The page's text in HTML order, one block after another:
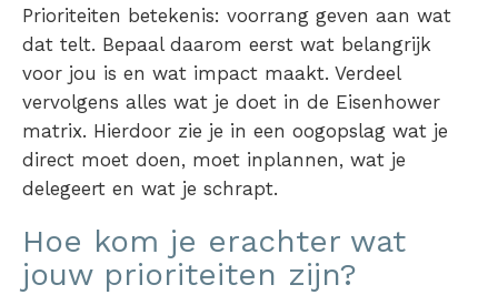
Prioriteiten betekenis: voorrang geven aan wat
dat telt. Bepaal daarom eerst wat belangrijk
voor jou is en wat impact maakt. Verdeel
vervolgens alles wat je doet in de Eisenhower
matrix. Hierdoor zie je in een oogopslag wat je
direct moet doen, moet inplannen, wat je
delegeert en wat je schrapt.
Hoe kom je erachter wat
jouw prioriteiten zijn?